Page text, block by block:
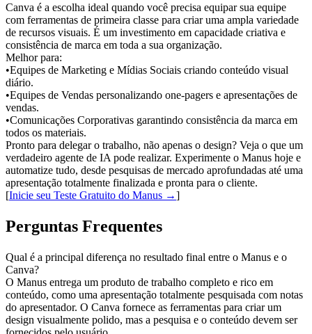
Canva é a escolha ideal quando você precisa equipar sua equipe
com ferramentas de primeira classe para criar uma ampla variedade
de recursos visuais. É um investimento em capacidade criativa e
consistência de marca em toda a sua organização.
Melhor para:
•Equipes de Marketing e Mídias Sociais criando conteúdo visual
diário.
•Equipes de Vendas personalizando one-pagers e apresentações de
vendas.
•Comunicações Corporativas garantindo consistência da marca em
todos os materiais.
Pronto para delegar o trabalho, não apenas o design? Veja o que um
verdadeiro agente de IA pode realizar. Experimente o Manus hoje e
automatize tudo, desde pesquisas de mercado aprofundadas até uma
apresentação totalmente finalizada e pronta para o cliente.
[Inicie seu Teste Gratuito do Manus →]
Perguntas Frequentes
Qual é a principal diferença no resultado final entre o Manus e o
Canva?
O Manus entrega um produto de trabalho completo e rico em
conteúdo, como uma apresentação totalmente pesquisada com notas
do apresentador. O Canva fornece as ferramentas para criar um
design visualmente polido, mas a pesquisa e o conteúdo devem ser